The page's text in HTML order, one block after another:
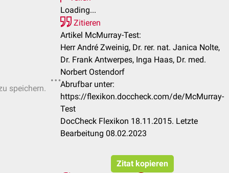
speichern.
Loading...
Zitieren
Artikel McMurray-Test:
Herr André Zweinig, Dr. rer. nat. Janica Nolte,
Dr. Frank Antwerpes, Inga Haas, Dr. med.
Norbert Ostendorf
Abrufbar unter:
https://flexikon.doccheck.com/de/McMurray-
Test
DocCheck Flexikon 18.11.2015. Letzte
Bearbeitung 08.02.2023
Zitat kopieren